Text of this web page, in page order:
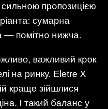
пропозицією
сумарна
— помітно нижча.
важливий крок
на ринку. Eletre X
краще зійшлися
І такий баланс у